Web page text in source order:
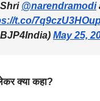
@narendramodi
t.co/7q9czU3HOu
May 25,
क्या कहा?